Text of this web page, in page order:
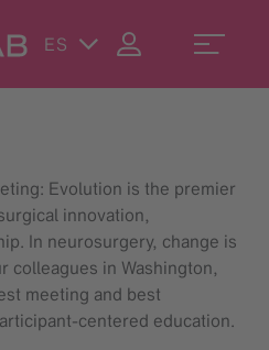
ES
Evolution is the premier
innovation,
In neurosurgery, change is
colleagues in Washington,
meeting and best
centered education.